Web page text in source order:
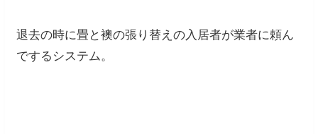
退去の時に畳と襖の張り替えの入居者が業者に頼ん
でするシステム。